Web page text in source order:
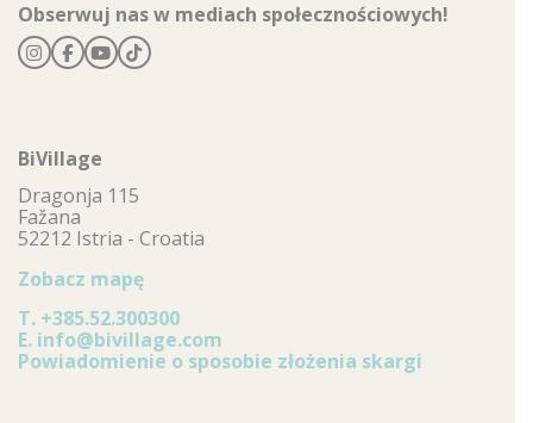
Obserwuj nas w mediach społecznościowych!
BiVillage
Dragonja 115
Fažana
52212 Istria - Croatia
Zobacz mapę
T.+385.52.300300
E.info@bivillage.com
Powiadomienie o sposobie złożenia skargi